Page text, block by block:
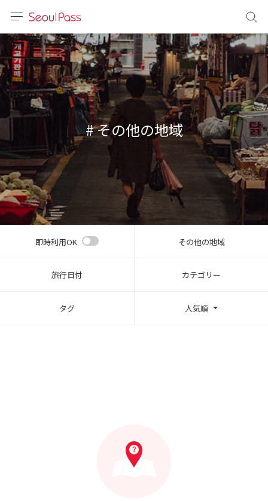
体)
文 (台灣)
# その他の地域
即時利用OK その他の地域
旅行日付 カテゴリー
タグ 人気順